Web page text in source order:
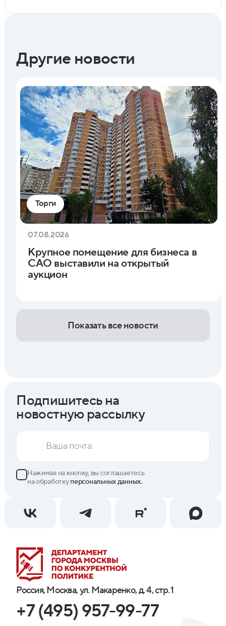
Другие новости
Торги
07.08.2026
Крупное помещение для бизнеса в
САО выставили на открытый
аукцион
Показать все новости
Россия, Москва, ул. Макаренко, д. 4, стр. 1
+7 (495) 957-99-77
Подпишитесь на
новостную рассылку
Нажимая на кнопку, вы соглашаетесь
на обработкуперсональных данных.